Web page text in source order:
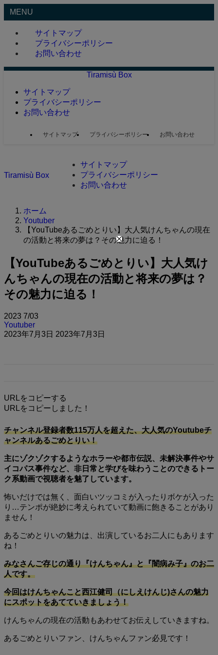
MENU
サイトマップ
プライバシーポリシー
お問い合わせ
Tiramisù Box
サイトマップ
プライバシーポリシー
お問い合わせ
サイトマップ プライバシーポリシー お問い合わせ
Tiramisù Box
サイトマップ
プライバシーポリシー
お問い合わせ
ホーム
Youtuber
【YouTubeあるごめとりい】大人気けんちゃんの現在
の活動と将来の夢は？その魅力に迫る！
【YouTubeあるごめとりい】大人気け
んちゃんの現在の活動と将来の夢は？
その魅力に迫る！
2023 7/03
Youtuber
2023年7月3日 2023年7月3日
URLをコピーする
URLをコピーしました！
チャンネル登録者数115万人を超えた、大人気のYoutubeチ
ャンネルあるごめとりい！
主にゾクゾクするようなホラーや都市伝説、未解決事件やサ
イコパス事件など、非日常と学びを味わうことのできるトー
ク系動画で視聴者を魅了しています。
怖いだけでは無く、面白いツッコミが入ったりボケが入った
り…テンポが絶妙に考えられていて動画に飽きることがあり
ません！
あるごめとりいの魅力は、出演しているお二人にもあります
ね！
みなさんご存じの通り『けんちゃん』と『闇病み子』のお二
人です。
今回はけんちゃんこと西江健司（にしえけんじ)さんの魅力
にスポットをあてていきましょう！
けんちゃんの現在の活動もあわせてお伝えしていきますね。
あるごめとりいファン、けんちゃんファン必見です！